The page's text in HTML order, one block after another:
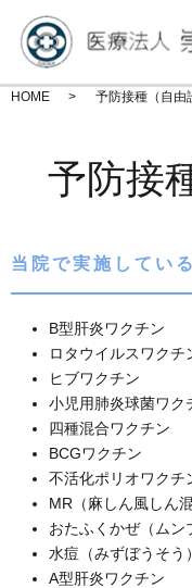
HOME 予防接種（自由
予防接
当院で実施してい
B型肝炎ワクチン
ロタウイルスワクチ
ヒブワクチン
小児用肺炎球菌ワク
四種混合ワクチン
BCGワクチン
不活化ポリオワクチ
MR（麻しん風しん
おたふくかぜ（ムン
水痘（みずぼうそう
A型肝炎ワクチン